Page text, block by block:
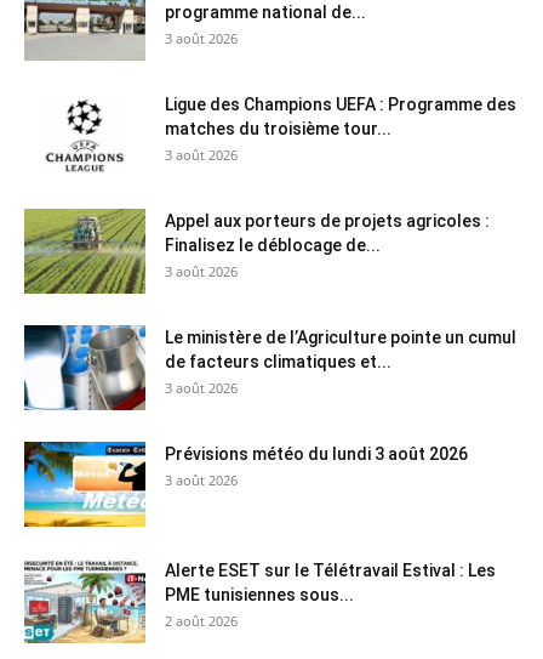
programme national de...
3 août 2026
Ligue des Champions UEFA : Programme des
matches du troisième tour...
3 août 2026
Appel aux porteurs de projets agricoles :
Finalisez le déblocage de...
3 août 2026
Le ministère de l’Agriculture pointe un cumul
de facteurs climatiques et...
3 août 2026
Prévisions météo du lundi 3 août 2026
3 août 2026
Alerte ESET sur le Télétravail Estival : Les
PME tunisiennes sous...
2 août 2026